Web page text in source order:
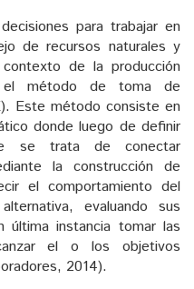
para trabajar en
de recursos naturales y
de la producción
el método de toma de
Este método consiste en
donde luego de definir
se trata de conectar
la construcción de
el comportamiento del
evaluando sus
última instancia tomar las
el o los objetivos
2014).